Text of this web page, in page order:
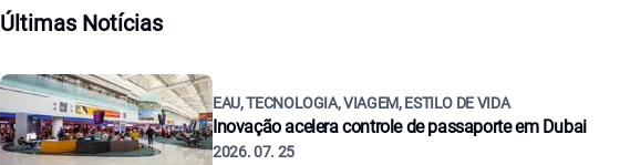
Últimas Notícias
EAU, TECNOLOGIA, VIAGEM, ESTILO DE VIDA
Inovação acelera controle de passaporte em Dubai
2026. 07. 25